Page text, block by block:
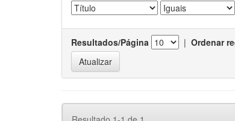
Resultados/Página | Ordenar